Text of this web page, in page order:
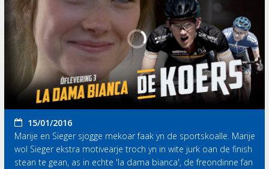
15/01/2016
Marije en Sieger sjogge mekoar faak yn de sportskoalle. Marije
wol Sieger ekstra motivearje troch yn in wite jurk oan de finish
stean te gean, as in echte 'la dama bianca', de freondinne fan